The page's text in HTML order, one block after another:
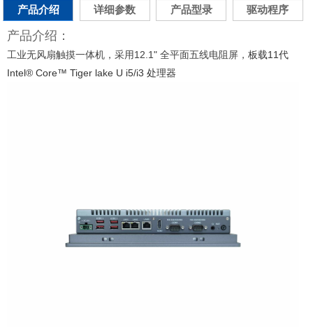
产品介绍
详细参数 产品型录 驱动程序
产品介绍：
工业无风扇触摸一体机，采用12.1" 全平面五线电阻屏， 板载11代
Intel® Core™ Tiger lake U i5/i3 处理器